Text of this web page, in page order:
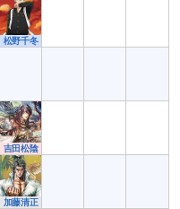
松野千冬
吉田松陰
加藤清正